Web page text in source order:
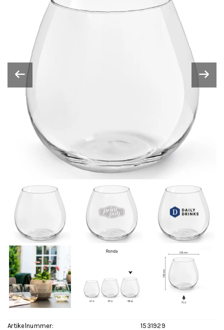
Artikelnummer:
1531929